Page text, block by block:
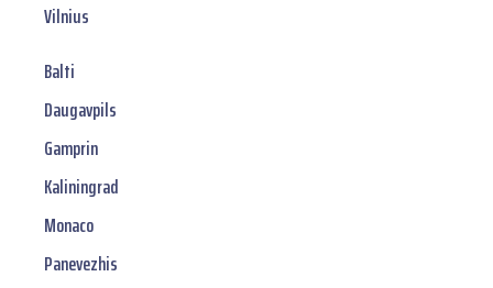
Vilnius
Balti
Daugavpils
Gamprin
Kaliningrad
Monaco
Panevezhis